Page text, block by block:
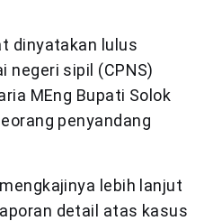
dinyatakan lulus
negeri sipil (CPNS)
MEng Bupati Solok
penyandang
lebih lanjut
detail atas kasus